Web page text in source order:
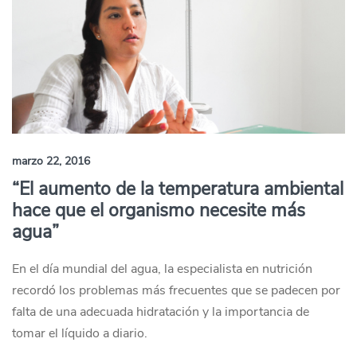
marzo 22, 2016
“El aumento de la temperatura ambiental
hace que el organismo necesite más
agua”
En el día mundial del agua, la especialista en nutrición
recordó los problemas más frecuentes que se padecen por
falta de una adecuada hidratación y la importancia de
tomar el líquido a diario.